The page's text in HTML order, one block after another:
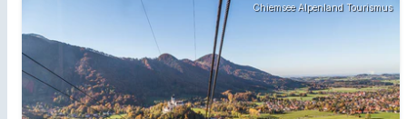
Chiemsee Alpenland Tourismus